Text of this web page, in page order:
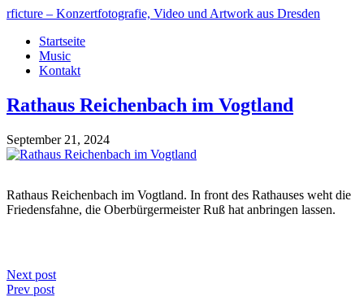
rficture – Konzertfotografie, Video und Artwork aus Dresden
Startseite
Music
Kontakt
Rathaus Reichenbach im Vogtland
September 21, 2024
Rathaus Reichenbach im Vogtland. In front des Rathauses weht die
Friedensfahne, die Oberbürgermeister Ruß hat anbringen lassen.
Next post
Prev post